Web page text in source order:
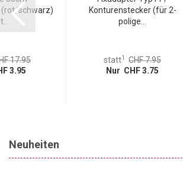
(rot/schwarz)
17.95
3.95
Konturenstecker (für 2-
polige...
statt1
CHF 7.95
Nur CHF 3.75
Neuheiten